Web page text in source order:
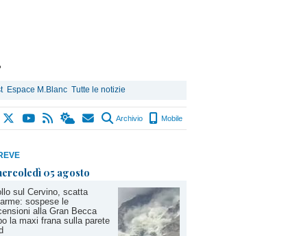
Espace M.Blanc Tutte le notizie
Archivio Mobile
05 agosto
sul Cervino, scatta
sospese le
alla Gran Becca
la maxi frana sulla parete